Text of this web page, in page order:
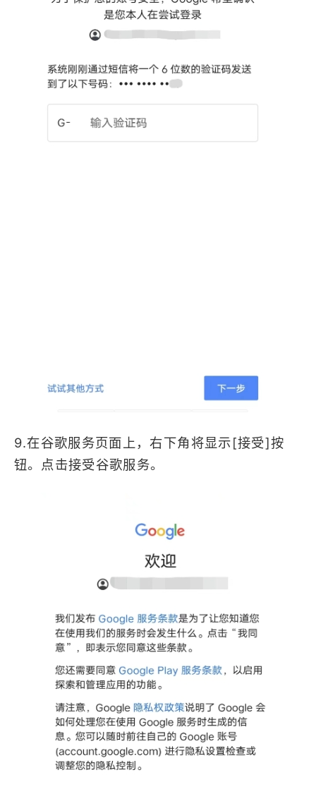
9.在谷歌服务页面上，右下角将显示[接受]按
钮。点击接受谷歌服务。